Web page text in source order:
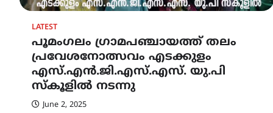
LATEST
പൂമംഗലം ഗ്രാമപഞ്ചായത്ത് തലം
പ്രവേശനോത്സവം എടക്കുളം
എസ്.എൻ.ജി.എസ്.എസ്. യു.പി
സ്കൂളിൽ നടന്നു
June 2, 2025